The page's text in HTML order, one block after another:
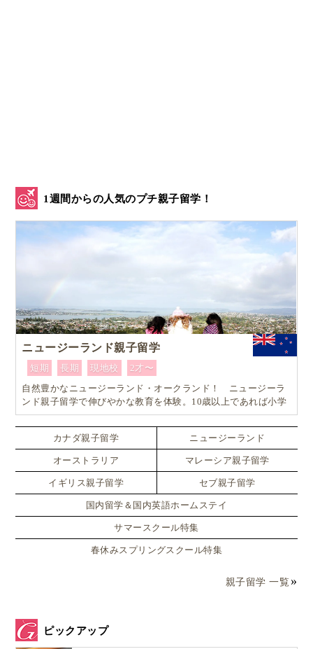
もちろん長い間「するべき」「やらなければ」でコン
ディションされてきた私たちには簡単ではありませ
ん。
“自分の感情”に気付くことの大切さ
「Do」から「Be」に切り替えるためには、1日の中で
何かを一生懸命の考えているアタマや、怒り、悲し
み、イライラしている自分の感情に「気づく」ことが
重要 です。
してみるのです。
特に「瞑想」でよく行うような座禅などをする必要は
大事なのはいつもアクティブ（あるいはオートマチッ
クに）に活動しているアタマやカラダのスイッチを一
その気付きが「Be」の始まりです。
1週間からの人気のプチ親子留学！
ニュージーランド親子留学
短期 長期 現地校
2才〜
自然豊かなニュージーランド・オークランド！ ニュージーラ
ンド親子留学で伸びやかな教育を体験。10歳以上であれば小学
生でも単身留学可能なスペシャルプラン！！
カナダ親子留学 ニュージーランド
オーストラリア マレーシア親子留学
イギリス親子留学 セブ親子留学
国内留学＆国内英語ホームステイ
サマースクール特集
春休みスプリングスクール特集
親子留学 一覧
ピックアップ